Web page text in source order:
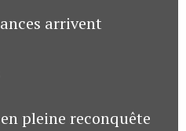
arrivent
pleine reconquête